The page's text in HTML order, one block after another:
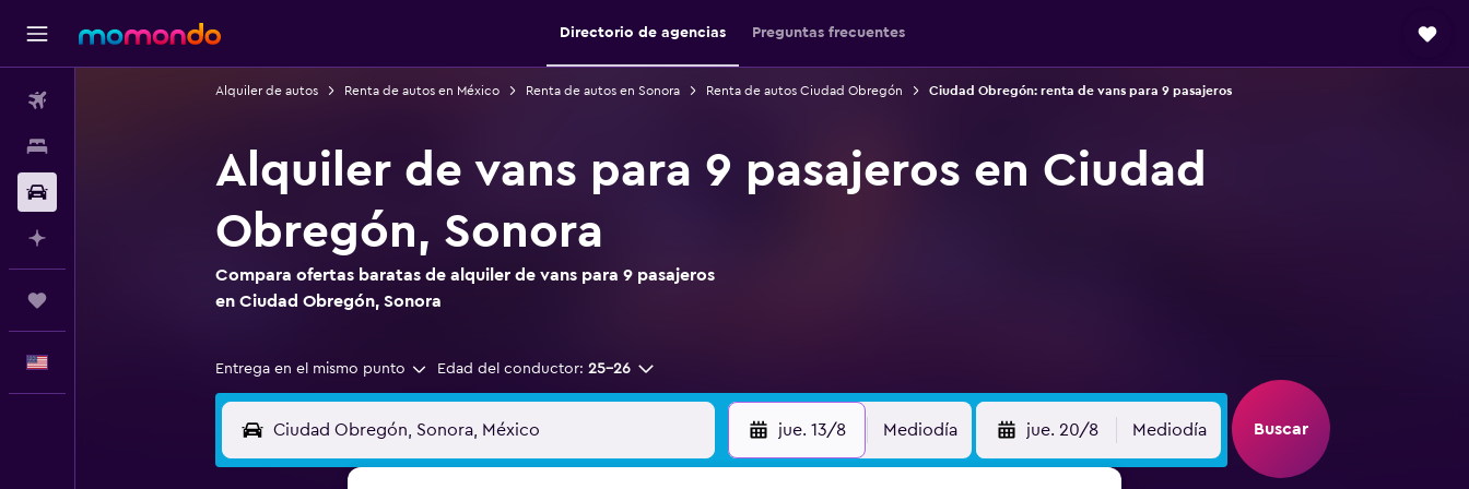
Directorio de agencias Preguntas frecuentes
Alquiler de autos Renta de autos en México Renta de autos en Sonora Renta de autos Ciudad Obregón Ciudad Obregón: renta de vans para 9 pasajeros
Alquiler de vans para 9 pasajeros en Ciudad
Obregón, Sonora
Compara ofertas baratas de alquiler de vans para 9 pasajeros
en Ciudad Obregón, Sonora
Entrega en el mismo punto Edad del conductor: 25-26
jue. 13/8 Mediodía jue. 20/8 Mediodía Buscar